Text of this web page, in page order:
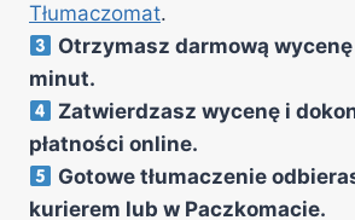
Tłumaczomat.
Otrzymasz darmową
minut.
Zatwierdzasz wycenę i
płatności online.
Gotowe tłumaczenie
kurierem lub w Paczkomacie.